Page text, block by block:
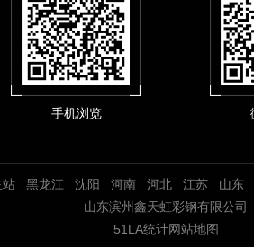
手机浏览
站 黑龙江 沈阳 河南 河北 江苏 山东
山东滨州鑫天虹彩钢有限公司
51LA统计网站地图